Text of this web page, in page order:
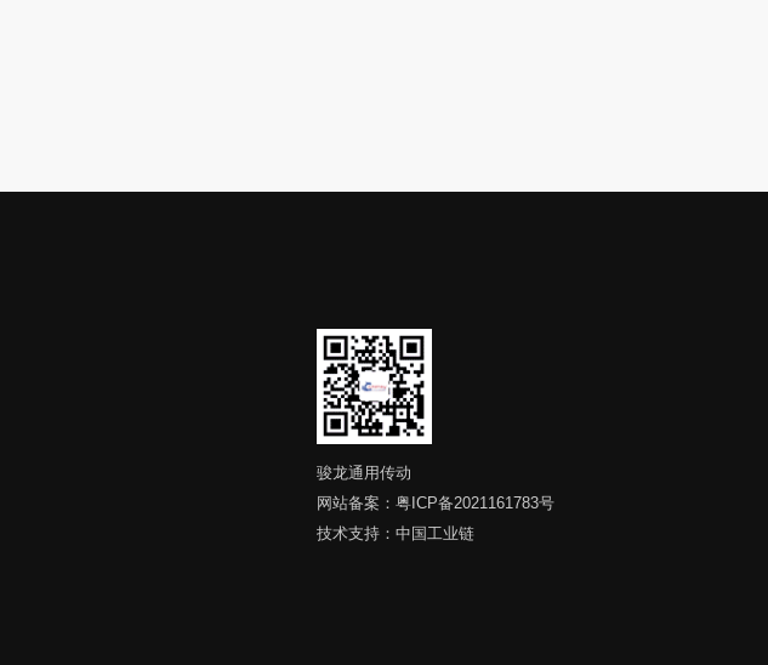
骏龙通用传动
网站备案： 粤ICP备2021161783号
技术支持： 中国工业链